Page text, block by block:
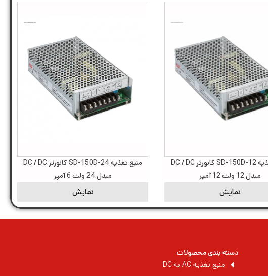
منبع تغذیه SD-150D-12 کانورتر DC / DC
مبدل 12 ولت 12 آمپر
نمایش
منبع تغذیه SD-150D-24 کانورتر DC / DC
مبدل 24 ولت 6 آمپر
نمایش
دسته بندی محصولات
منبع تغذیه AC به DC